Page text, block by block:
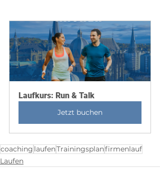
Laufkurs: Run & Talk
Jetzt buchen
coaching laufenTrainingsplanfirmenlauf
Laufen